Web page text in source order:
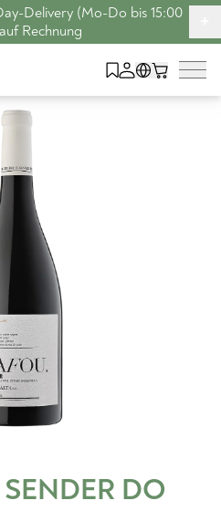
Delivery (Mo-Do bis 15:00
Rechnung
DO